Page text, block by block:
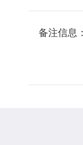
备注信息：